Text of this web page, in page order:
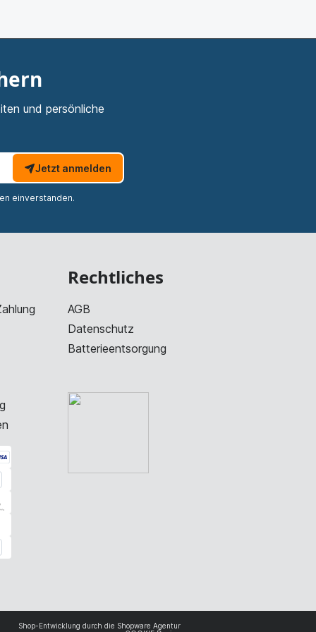
und persönliche
Jetzt anmelden
einverstanden.
Rechtliches
AGB
Datenschutz
Batterieentsorgung
Shop-Entwicklung durch die Shopware Agentur